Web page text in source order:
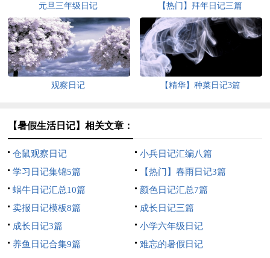
元旦三年级日记 【热门】拜年日记三篇
观察日记 【精华】种菜日记3篇
【暑假生活日记】相关文章：
仓鼠观察日记
小兵日记汇编八篇
学习日记集锦5篇
【热门】春雨日记3篇
蜗牛日记汇总10篇
颜色日记汇总7篇
卖报日记模板8篇
成长日记三篇
成长日记3篇
小学六年级日记
养鱼日记合集9篇
难忘的暑假日记